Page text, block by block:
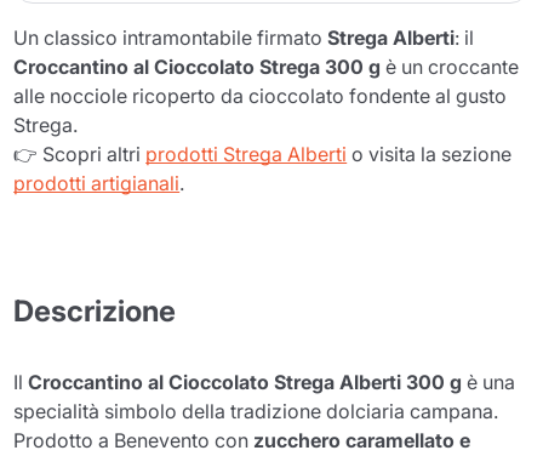
Un classico intramontabile firmatoStrega Alberti: il
Croccantino al Cioccolato Strega 300 g è un croccante
alle nocciole ricoperto da cioccolato fondente al gusto
Strega.
👉 Scopri altri prodotti Strega Alberti o visita la sezione
prodotti artigianali.
Descrizione
IlCroccantino al Cioccolato Strega Alberti 300 g è una
specialità simbolo della tradizione dolciaria campana.
Prodotto a Benevento con zucchero caramellato e